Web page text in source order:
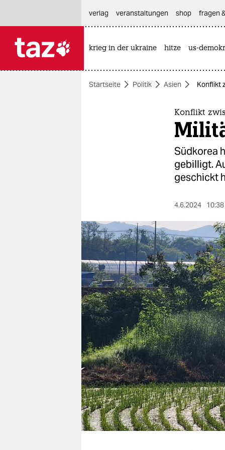
themen
berlin
nord
wahrheit
verlag
verlag
veranstaltungen
shop
fragen & hilfe
unterstützen
abo
genossenschaft
verlag
veranstaltungen shop fragen
krieg in der ukraine hitze us-
Startseite Politik Asien Konflikt
Konflikt
Südkorea
gebilligt.
geschickt
4.6.2024